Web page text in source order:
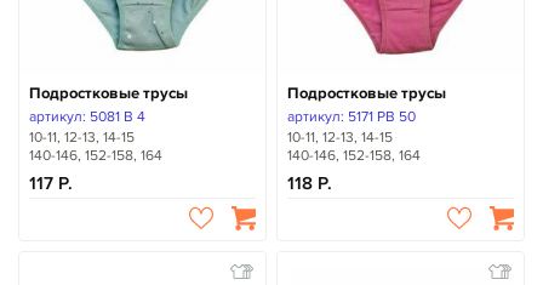
Подростковые трусы
артикул: 5081 B 4
10-11, 12-13, 14-15
140-146, 152-158, 164
117
Подростковые трусы
артикул: 5171 PB 50
10-11, 12-13, 14-15
140-146, 152-158, 164
118